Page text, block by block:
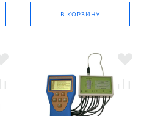
В КОРЗИНУ